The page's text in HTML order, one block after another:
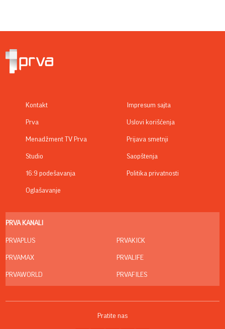
Kontakt
Prva
Menadžment TV Prva
Studio
16:9 podešavanja
Oglašavanje
Impresum sajta
Uslovi korišćenja
Prijava smetnji
Saopštenja
Politika privatnosti
PRVA KANALI
PRVAPLUS
PRVAMAX
PRVAWORLD
PRVAKICK
PRVALIFE
PRVAFILES
Pratite nas